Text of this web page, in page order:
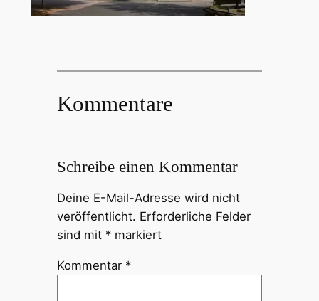
Kommentare
Schreibe einen Kommentar
Deine E-Mail-Adresse wird nicht
veröffentlicht. Erforderliche Felder
sind mit *markiert
Kommentar *